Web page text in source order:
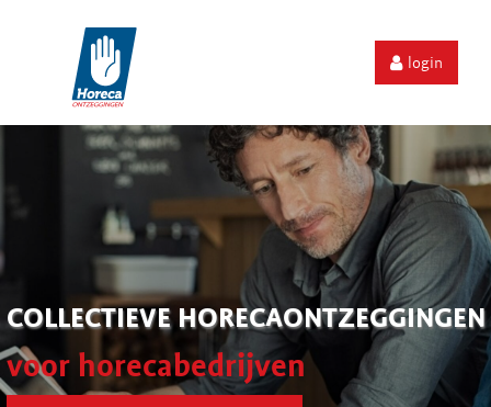
login
COLLECTIEVE HORECAONTZEGGINGEN
voor horecabedrijven